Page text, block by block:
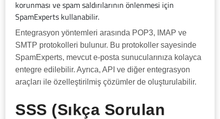
korunması ve spam saldırılarının önlenmesi için
SpamExperts kullanabilir.
Entegrasyon yöntemleri arasında POP3, IMAP ve
SMTP protokolleri bulunur. Bu protokoller sayesinde
SpamExperts, mevcut e-posta sunucularınıza kolayca
entegre edilebilir. Ayrıca, API ve diğer entegrasyon
araçları ile özelleştirilmiş çözümler de oluşturulabilir.
SSS (Sıkça Sorulan